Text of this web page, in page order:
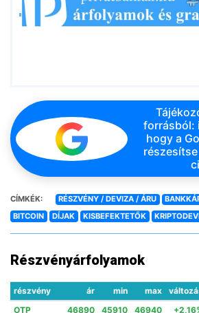
forrásból:
hogy a
CÍMKÉK: RÉSZVÉNY / DEVIZA / ÁRU
BITCOIN
DÍJAK KISBEFEKTETŐK
Részvényárfolyamok
részvény ár min max
OTP
46890 45910 46940